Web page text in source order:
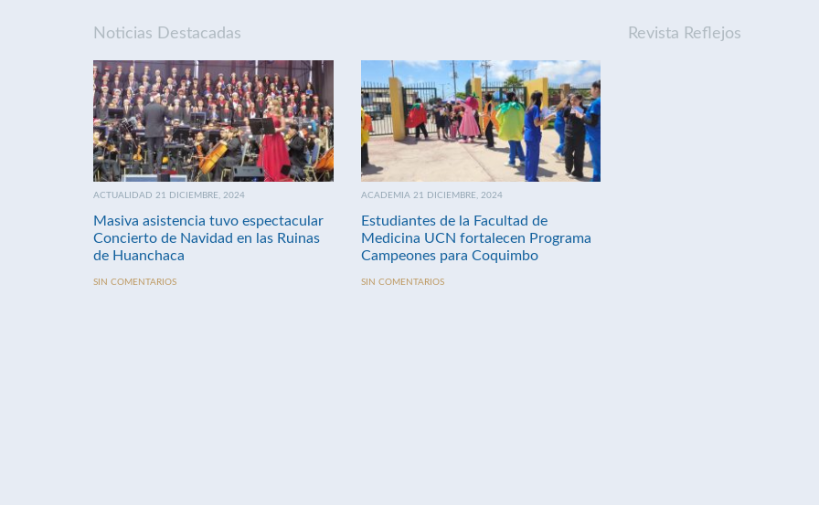
Noticias Destacadas
ACTUALIDAD 21 DICIEMBRE, 2024
Masiva asistencia tuvo espectacular
Concierto de Navidad en las Ruinas
de Huanchaca
SIN COMENTARIOS
ACADEMIA 21 DICIEMBRE, 2024
Estudiantes de la Facultad de
Medicina UCN fortalecen Programa
Campeones para Coquimbo
SIN COMENTARIOS
Revista Reflejos